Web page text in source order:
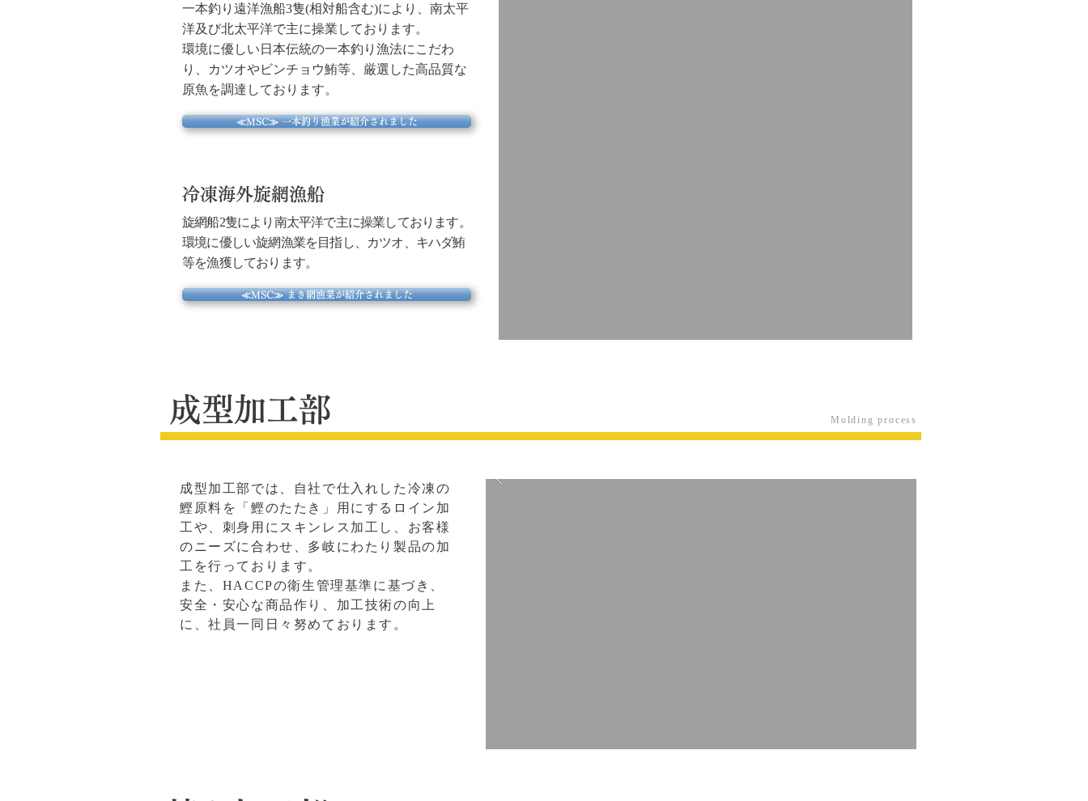
一本釣り遠洋漁船3隻(相対船含む)により、南太平
洋及び北太平洋で主に操業しております。
環境に優しい日本伝統の一本釣り漁法にこだわ
り、カツオやビンチョウ鮪等、厳選した高品質な
原魚を調達しております。
冷凍海外旋網漁船
旋網船2隻により南太平洋で主に操業しております。
環境に優しい旋網漁業を目指し、カツオ、キハダ鮪
等を漁獲しております。
≪MSC≫ 一本釣り漁業が紹介されました
≪MSC≫ まき網漁業が紹介されました
成型加工部 Molding process
成型加工部では、自社で仕入れした冷凍の
鰹原料を「鰹のたたき」用にするロイン加
工や、刺身用にスキンレス加工し、お客様
のニーズに合わせ、多岐にわたり製品の加
工を行っております。
また、HACCPの衛生管理基準に基づき、
安全・安心な商品作り、加工技術の向上
に、社員一同日々努めております。